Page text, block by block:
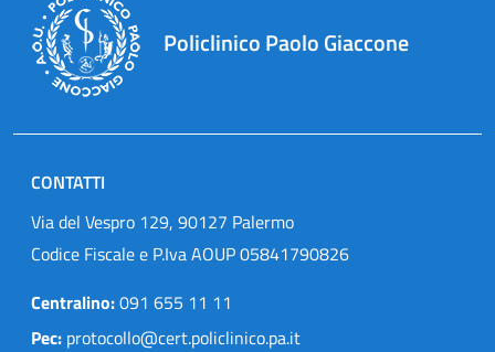
Policlinico Paolo Giaccone
CONTATTI
Via del Vespro 129, 90127 Palermo
Codice Fiscale e P.Iva AOUP 05841790826
Centralino:091 655 11 11
Pec: protocollo@cert.policlinico.pa.it